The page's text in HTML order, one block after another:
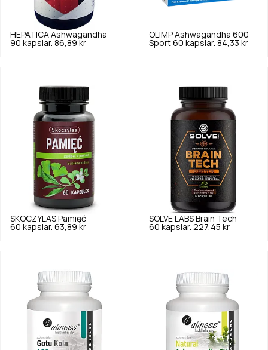
HEPATICA Ashwagandha
90 kapslar. 86,89 kr
OLIMP Ashwagandha 600
Sport 60 kapslar. 84,33 kr
SKOCZYLAS Pamięć
60 kapslar. 63,89 kr
SOLVE LABS Brain Tech
60 kapslar. 227,45 kr